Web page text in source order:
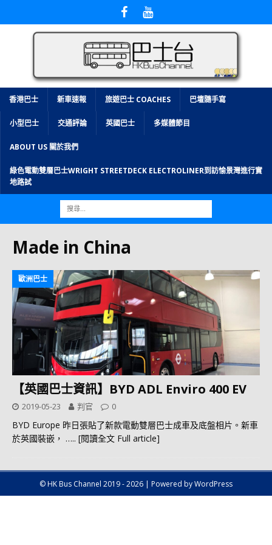
香港巴士 新車速報 旅遊巴士 COACHES 巴壇隨手寫
小型巴士 交通評論 英國巴士 多媒體節目
ABOUT US 關於我們
綠色電動雙層巴士WRIGHT STREETDECK ELECTROLINER到訪愉景灣進行實
地路試
Made in China
歐洲巴士
【英國巴士資訊】BYD ADL Enviro 400 EV
2019-05-23 判官 0
BYD Europe 昨日張貼了新款電動雙層巴士成車及底盤相片。新車
於英國裝嵌， ….. [閱讀全文 Full article]
© HK Bus Channel 2019 - 2026 | Powered by WordPress